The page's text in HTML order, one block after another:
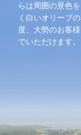
らは周囲の景色
く白いオリーブ
度、大勢のお客
でいただけます。